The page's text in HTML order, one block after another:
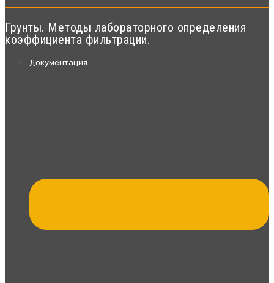
Грунты. Методы лабораторного определения
коэффициента фильтрации.
Документация